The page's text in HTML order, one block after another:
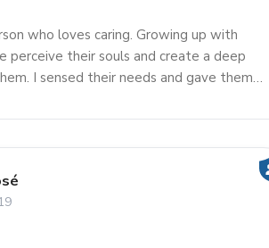
who loves caring. Growing up with
perceive their souls and create a deep
I sensed their needs and gave them